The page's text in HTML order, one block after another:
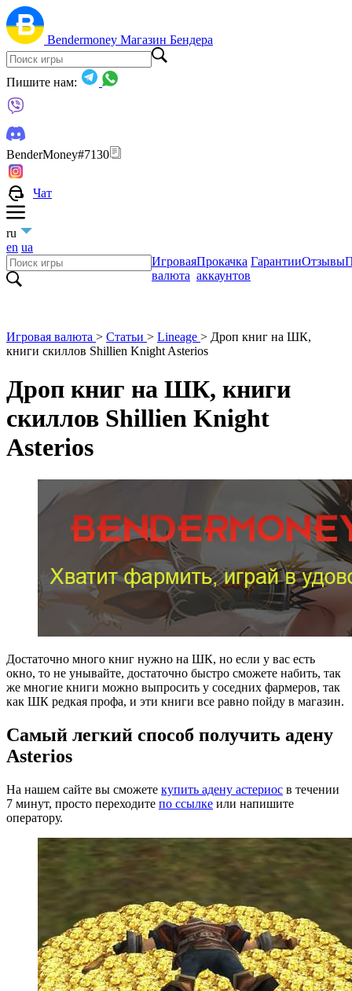
Bendermoney Магазин Бендера
Пишите нам:
BenderMoney#7130
Чат
ru
en ua
Игровая
валюта
Прокачка
аккаунтов
ГарантииОтзывы
Игровая валюта > Статьи > Lineage > Дроп книг на ШК,
книги скиллов Shillien Knight Asterios
Дроп книг на ШК, книги
скиллов Shillien Knight
Asterios
Достаточно много книг нужно на ШК, но если у вас есть
окно, то не унывайте, достаточно быстро сможете набить, так
же многие книги можно выпросить у соседних фармеров, так
как ШК редкая профа, и эти книги все равно пойду в магазин.
Самый легкий способ получить адену
Asterios
На нашем сайте вы сможете купить адену астериос в течении
7 минут, просто переходите по ссылке или напишите
оператору.